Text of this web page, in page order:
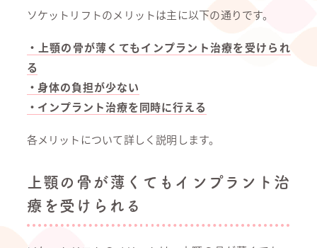
ソケットリフトのメリットは主に以下の通りです。
・上顎の骨が薄くてもインプラント治療を受けられ
る
・身体の負担が少ない
・インプラント治療を同時に行える
各メリットについて詳しく説明します。
上顎の骨が薄くてもインプラント治
療を受けられる